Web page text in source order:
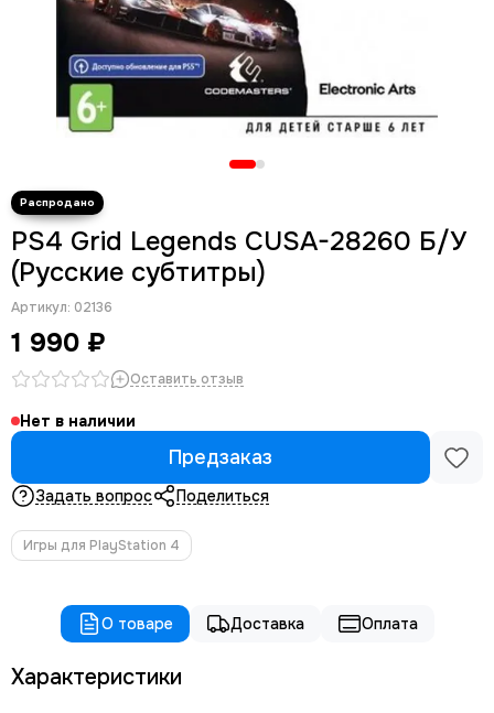
PS4 Grid Legends CUSA-28260 Б/У
(Русские субтитры)
Артикул: 02136
1 990 ₽
Оставить отзыв
Нет в наличии
Предзаказ
Задать вопрос Поделиться
Игры для PlayStation 4
О товаре Доставка Оплата
Характеристики